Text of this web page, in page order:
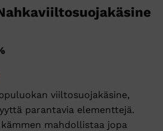
viiltosuojakäsine,
parantavia elementtejä.
mahdollistaa jopa